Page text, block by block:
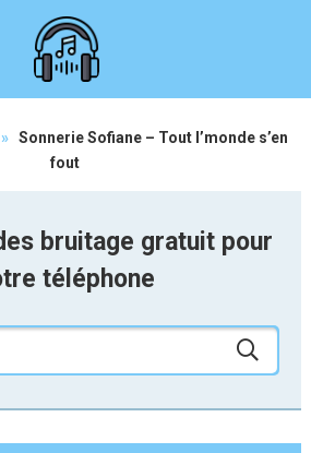
» Sonnerie Sofiane – Tout l’monde s’en
fout
bruitage gratuit pour
téléphone